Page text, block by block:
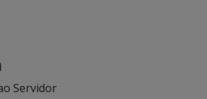
Servidor